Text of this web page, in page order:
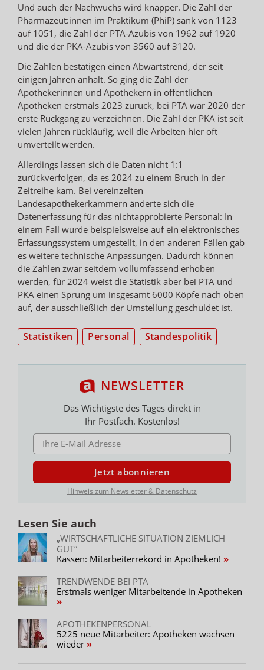
Und auch der Nachwuchs wird knapper. Die Zahl der
Pharmazeut:innen im Praktikum (PhiP) sank von 1123
auf 1051, die Zahl der PTA-Azubis von 1962 auf 1920
und die der PKA-Azubis von 3560 auf 3120.
Die Zahlen bestätigen einen Abwärtstrend, der seit
einigen Jahren anhält. So ging die Zahl der
Apothekerinnen und Apothekern in öffentlichen
Apotheken erstmals 2023 zurück, bei PTA war 2020 der
erste Rückgang zu verzeichnen. Die Zahl der PKA ist seit
vielen Jahren rückläufig, weil die Arbeiten hier oft
umverteilt werden.
Allerdings lassen sich die Daten nicht 1:1
zurückverfolgen, da es 2024 zu einem Bruch in der
Zeitreihe kam. Bei vereinzelten
Landesapothekerkammern änderte sich die
Datenerfassung für das nichtapprobierte Personal: In
einem Fall wurde beispielsweise auf ein elektronisches
Erfassungssystem umgestellt, in den anderen Fällen gab
es weitere technische Anpassungen. Dadurch können
die Zahlen zwar seitdem vollumfassend erhoben
werden, für 2024 weist die Statistik aber bei PTA und
PKA einen Sprung um insgesamt 6000 Köpfe nach oben
auf, der ausschließlich der Umstellung geschuldet ist.
Statistiken Personal Standespolitik
NEWSLETTER
Das Wichtigste des Tages direkt in
Ihr Postfach. Kostenlos!
E-MAIL ADRESSE
Jetzt abonnieren
Hinweis zum Newsletter & Datenschutz
Lesen Sie auch
„WIRTSCHAFTLICHE SITUATION ZIEMLICH
GUT“
Kassen: Mitarbeiterrekord in Apotheken!
TRENDWENDE BEI PTA
Erstmals weniger Mitarbeitende in Apotheken
APOTHEKENPERSONAL
5225 neue Mitarbeiter: Apotheken wachsen
wieder